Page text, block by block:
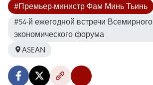
#Премьер-министр Фам Минь Тьинь
#54-й ежегодной встречи Всемирного
экономического форума
ASEAN